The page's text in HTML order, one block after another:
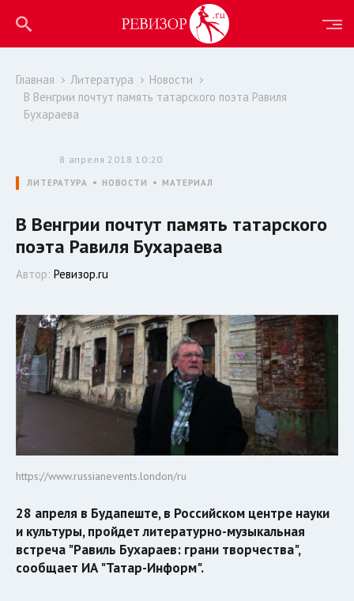
Главная Литература
Новости
В Венгрии почтут память татарского поэта Равиля
Бухараева
8 апреля 2018 10:20
ЛИТЕРАТУРА НОВОСТИ МАТЕРИАЛ
В Венгрии почтут память татарского
поэта Равиля Бухараева
Автор: Ревизор.ru
https://www.russianevents.london/ru
28 апреля в Будапеште, в Российском центре науки
и культуры, пройдет литературно-музыкальная
встреча "Равиль Бухараев: грани творчества",
сообщает ИА "Татар-Информ".